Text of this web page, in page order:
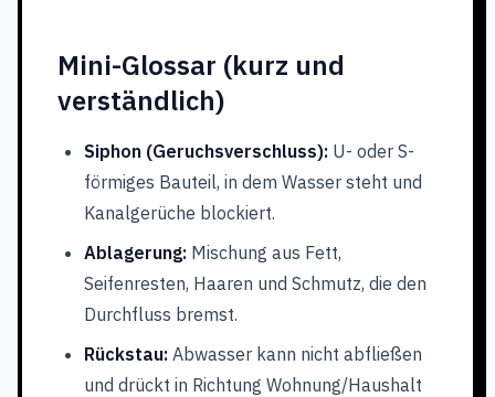
Mini-Glossar (kurz und
verständlich)
Siphon (Geruchsverschluss): U- oder S-
förmiges Bauteil, in dem Wasser steht und
Kanalgerüche blockiert.
Ablagerung: Mischung aus Fett,
Seifenresten, Haaren und Schmutz, die den
Durchfluss bremst.
Rückstau: Abwasser kann nicht abfließen
und drückt in Richtung Wohnung/Haushalt